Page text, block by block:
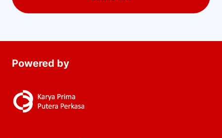
Powered by